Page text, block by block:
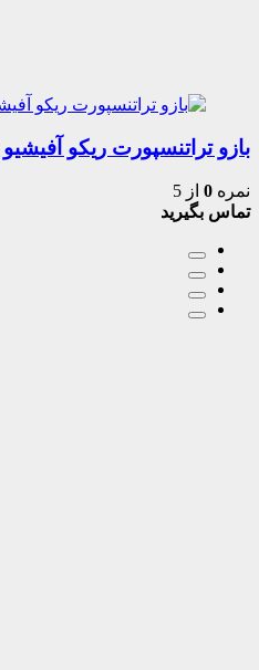
بازو تراتنسپورت ریکو آفیشیو Richo Aficio
نمره 0 از 5
تماس بگیرید